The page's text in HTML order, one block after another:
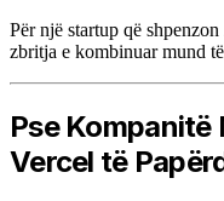
Për një startup që
zbritja e kombinuar mund
Pse
Vercel të